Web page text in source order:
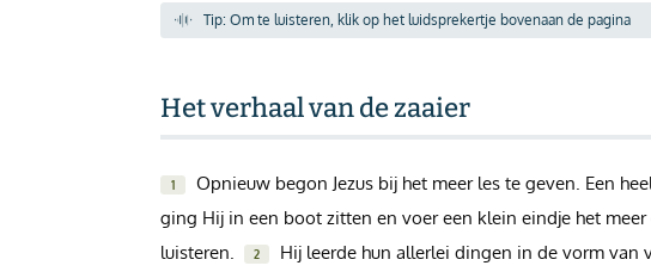
Info & Contact
Giften via PayPal
Tip: Om te luisteren, klik op het luidsprekertje bovenaan de pagina
Het verhaal van de zaaier
1
Opnieuw begon Jezus bij het meer les te geven. Een
ging Hij in een boot zitten en voer een klein eindje het
luisteren.
2
Hij leerde hun allerlei dingen in de vorm van